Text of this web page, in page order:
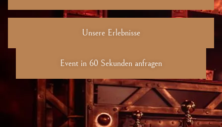
Unsere Erlebnisse
Event in 60 Sekunden anfragen